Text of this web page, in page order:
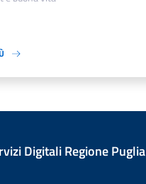
Digitali Regione Puglia